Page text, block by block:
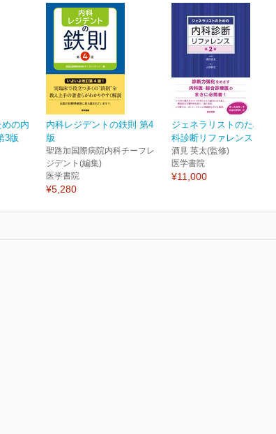
の内
3版
内科レジデントの鉄則 第4
版
聖路加国際病院内科チーフレ
ジデント(編集)
医学書院
¥5,280
ジェネラリストのための内
科診断リファレンス 第2版
酒見 英太(監修)
医学書院
¥11,000